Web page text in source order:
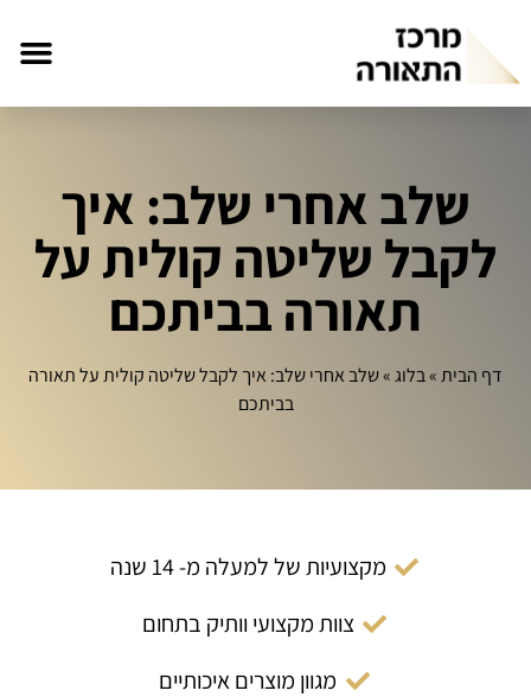
שלב אחרי שלב: איך
לקבל שליטה קולית על
תאורה בביתכם
דף הבית»בלוג»שלב אחרי שלב: איך לקבל שליטה קולית על תאורה
בביתכם
מקצועיות של למעלה מ- 14 שנה
צוות מקצועי וותיק בתחום
מגוון מוצרים איכותיים